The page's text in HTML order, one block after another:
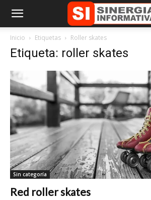
Inicio Etiquetas Roller skates
Etiqueta: roller skates
Sin categoría
Red roller skates